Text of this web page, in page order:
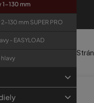
1-130 mm
130 mm SUPER PRO
- EASYLOAD
t
o